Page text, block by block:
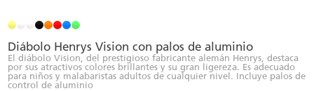
Diábolo Henrys Vision con palos de aluminio
El diábolo Vision, del prestigioso fabricante alemán Henrys, destaca
por sus atractivos colores brillantes y su gran ligereza. Es adecuado
para niños y malabaristas adultos de cualquier nivel. Incluye palos de
control de aluminio